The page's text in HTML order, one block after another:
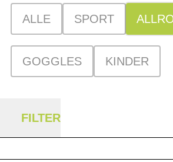
ALLE SPORT
GOGGLES KINDER
FILTER